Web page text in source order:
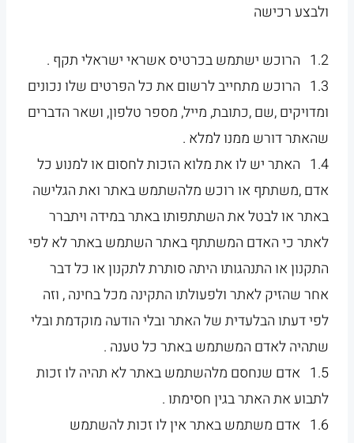
ולבצע רכישה
1.2 הרוכש ישתמש בכרטיס אשראי ישראלי תקף .
1.3 הרוכש מתחייב לרשום את כל הפרטים שלו נכונים
ומדויקים ,שם ,כתובת, מייל, מספר טלפון, ושאר הדברים
שהאתר דורש ממנו למלא .
1.4 האתר יש לו את מלוא הזכות לחסום או למנוע כל
אדם ,משתתף או רוכש מלהשתמש באתר ואת הגלישה
באתר או לבטל את השתתפותו באתר במידה ויתברר
לאתר כי האדם המשתתף באתר השתמש באתר לא לפי
התקנון או התנהגותו היתה סותרת לתקנון או כל דבר
אחר שהזיק לאתר ולפעולתו התקינה מכל בחינה , וזה
לפי דעתו הבלעדית של האתר ובלי הודעה מוקדמת ובלי
שתהיה לאדם המשתמש באתר כל טענה .
1.5 אדם שנחסם מלהשתמש באתר לא תהיה לו זכות
לתבוע את האתר בגין חסימתו .
1.6 אדם משתמש באתר אין לו זכות להשתמש